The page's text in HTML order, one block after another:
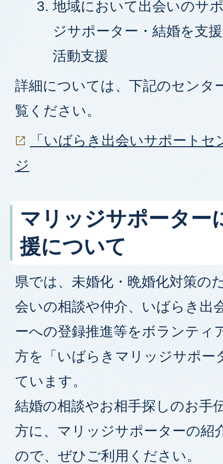
地域において出会いのサ
ジサポーター・結婚を支
活動支援
詳細については、下記のセンタ
覧ください。
「いばらき出会いサポート
ジ
マリッジサポーター
援について
県では、未婚化・晩婚化対策の
会いの相談や仲介、いばらき出
ーへの登録推進等をボランティ
方を「いばらきマリッジサポー
ています。
結婚の相談やお相手探しのお手
方に、マリッジサポーターの紹
ので、ぜひご利用ください。